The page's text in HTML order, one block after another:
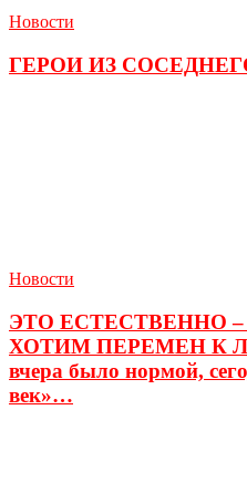
Новости
ГЕРОИ ИЗ
Новости
ЭТО ЕСТЕСТВЕННО
ХОТИМ ПЕРЕМЕН К
вчера было нормой,
век»…